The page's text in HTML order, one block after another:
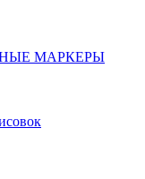
МАРКЕРЫ